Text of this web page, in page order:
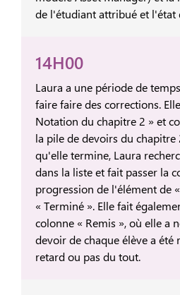
de l'étudiant attribué et l'état
14H00
Laura a une période de
faire faire des corrections.
Notation du chapitre 2 » et
la pile de devoirs du chapitre
qu'elle termine, Laura
dans la liste et fait passer la
progression de l'élément de
« Terminé ». Elle fait
colonne « Remis », où elle a
devoir de chaque élève a été
retard ou pas du tout.